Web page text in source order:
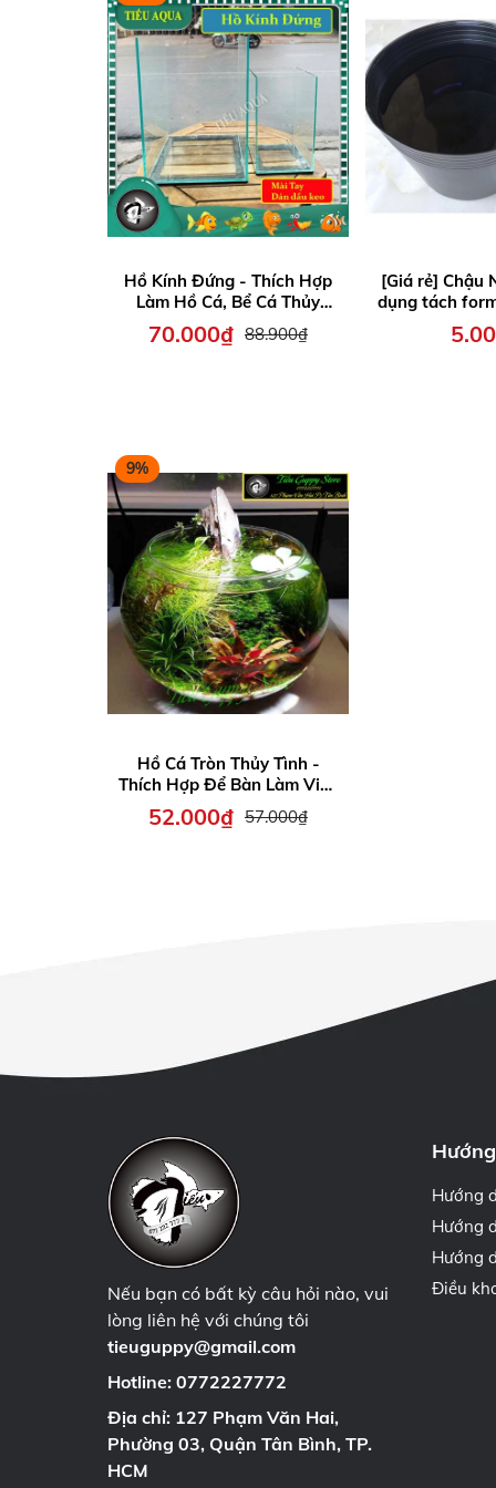
Hồ Kính Đứng - Thích Hợp
Làm Hồ Cá, Bể Cá Thủy
Sinh, Hồ Kính Trưng Bày
70.000₫ 88.900₫
[Giá rẻ] Chậu
dụng tách
9%
Hồ Cá Tròn Thủy Tình -
Thích Hợp Để Bàn Làm Việc
và Nơi Diện Tích nhỏ
52.000₫ 57.000₫
Nếu bạn có bất kỳ câu hỏi nào, vui
lòng liên hệ với chúng tôi
tieuguppy@gmail.com
Hotline: 0772227772
Địa chỉ: 127 Phạm Văn Hai,
Phường 03, Quận Tân Bình, TP.
HCM
Hướng
Hướng
Hướng
Điều